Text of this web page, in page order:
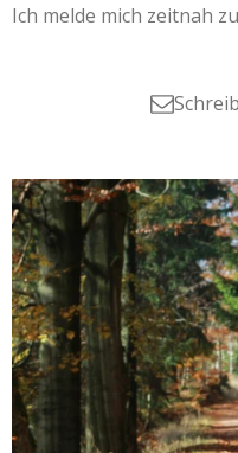
Ich melde mich zeitnah